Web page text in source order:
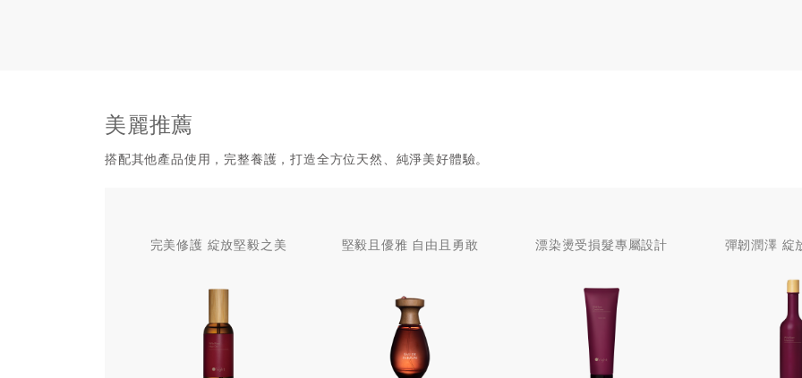
美麗推薦
搭配其他產品使用，完整養護，打造全方位天然、純淨美好體驗。
完美修護 綻放堅毅之美 堅毅且優雅 自由且勇敢 漂染燙受損髮專屬設計 彈韌潤澤 綻